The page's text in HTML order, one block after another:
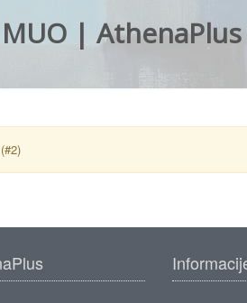
MUO | AthenaPlus